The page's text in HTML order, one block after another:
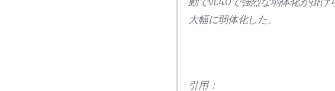
大幅に弱体化した。
引用：